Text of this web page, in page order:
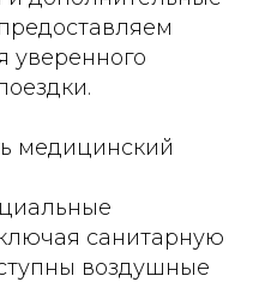
уверенного
медицинский
санитарную
воздушные